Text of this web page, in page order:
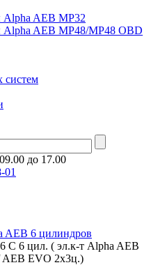
AEB MP32
AEB MP48/MP48 OBD
систем
до 17.00
01
AEB 6 цилиндров
C 6 цил. ( эл.к-т Alpha AEB
AEB EVO 2х3ц.)